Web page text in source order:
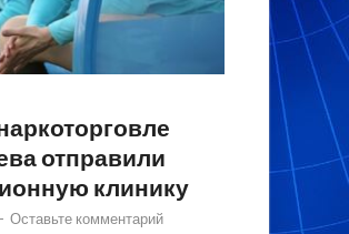
отправили
клинику
- Оставьте комментарий